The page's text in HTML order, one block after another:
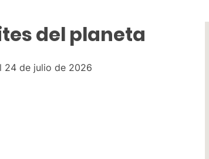
del planeta
24 de julio de 2026